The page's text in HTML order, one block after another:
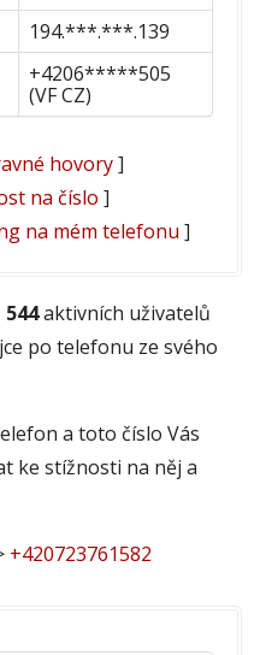
194.***.***.139
+4206*****505
(VF CZ)
hovory]
na číslo ]
na mém telefonu ]
544aktivních uživatelů
po telefonu ze svého
a toto číslo Vás
ke stížnosti na něj a
+420723761582